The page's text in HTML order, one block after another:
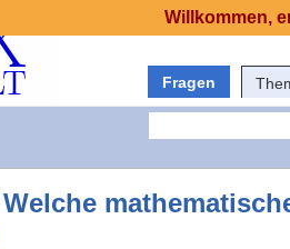
Fragen
Willkommen,